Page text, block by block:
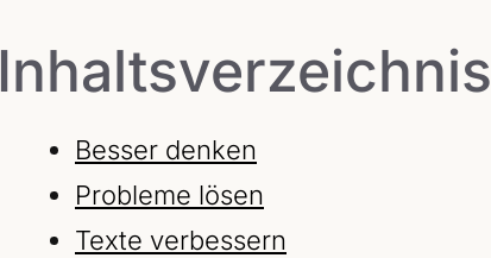
Inhaltsverzeichnis
Besser denken
Probleme lösen
Texte verbessern